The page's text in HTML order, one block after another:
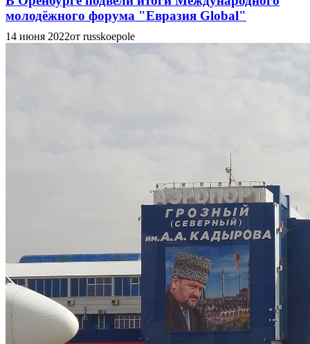
молодёжного форума "Евразия Global"
14 июня 2022от russkoepole